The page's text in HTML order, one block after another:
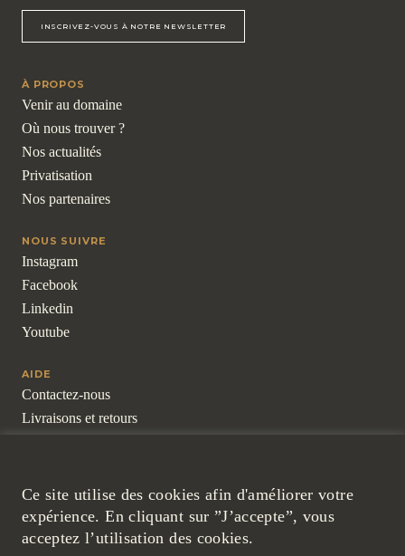
INSCRIVEZ-VOUS À NOTRE NEWSLETTER
À PROPOS
Venir au domaine
Où nous trouver ?
Nos actualités
Privatisation
Nos partenaires
NOUS SUIVRE
Instagram
Facebook
Linkedin
Youtube
AIDE
Contactez-nous
Livraisons et retours
LÉGAL
Mentions légales
Cookies et politique de confidentialité
Ce site utilise des cookies afin d'améliorer votre
expérience. En cliquant sur ”J’accepte”, vous
acceptez l’utilisation des cookies.